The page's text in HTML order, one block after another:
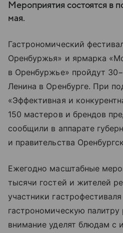
Мероприятия состоятся в
мая.
Гастрономический
Оренбуржья» и ярмарка
в Оренбуржье» пройдут
Ленина в Оренбурге. При
«Эффективная и
150 мастеров и брендов
сообщили в аппарате
и правительства
Ежегодно масштабные
тысячи гостей и жителей
участники
гастрономическую
внимание уделят блюдам